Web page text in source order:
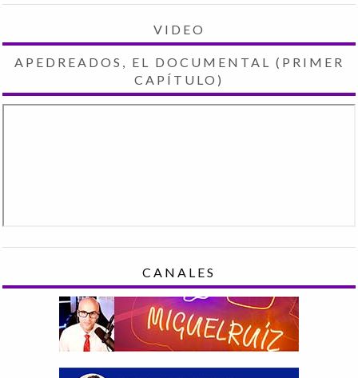
VIDEO
APEDREADOS, EL DOCUMENTAL (PRIMER
CAPÍTULO)
CANALES